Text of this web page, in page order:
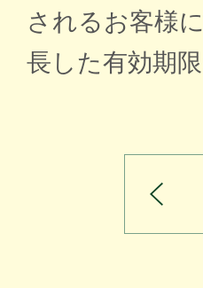
されるお客様
長した有効期